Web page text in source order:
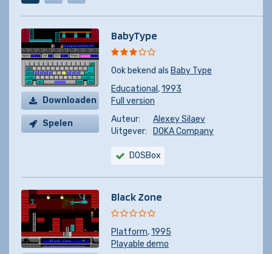
Downloaden
Spelen
BabyType
Ook bekend als Baby Type
Educational ,1993
Full version
Auteur:
Alexey Silaev
Uitgever:
DOKA Company
DOSBox
Black Zone
Platform,1995
Playable demo